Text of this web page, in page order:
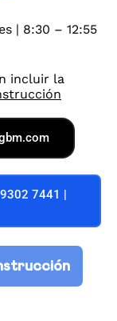
| 8:30 – 12:55
incluir la
7441 |